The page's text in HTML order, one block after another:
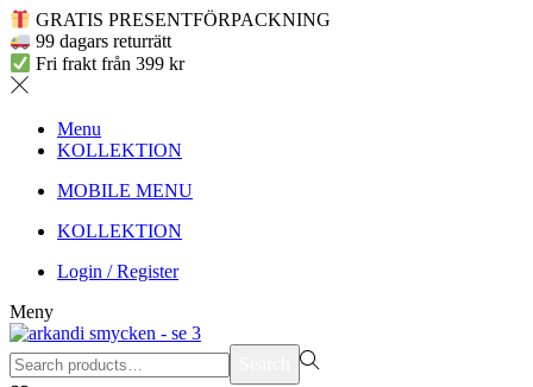
GRATIS PRESENTFÖRPACKNING
99 dagars returrätt
Fri frakt från 399 kr
Menu
KOLLEKTION
MOBILE MENU
KOLLEKTION
Login / Register
Meny
Search
for:>